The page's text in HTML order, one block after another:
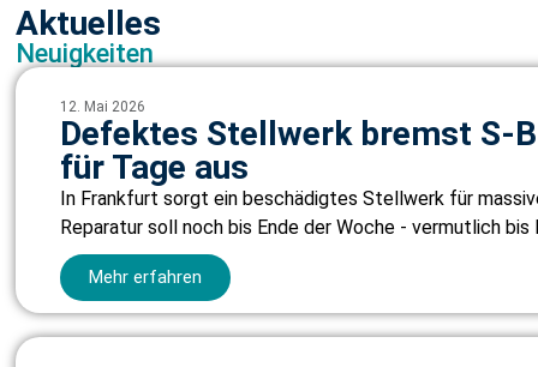
Aktuelles
Neuigkeiten
12. Mai 2026
Defektes Stellwerk bremst S-
für Tage aus
In Frankfurt sorgt ein beschädigtes Stellwerk für
Reparatur soll noch bis Ende der Woche - vermutlich
Mehr erfahren